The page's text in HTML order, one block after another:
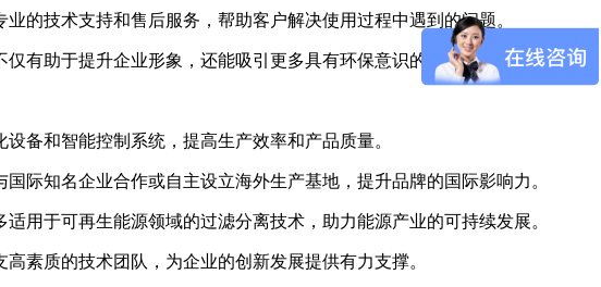
的技术支持和售后服务，帮助客户解决使用过程中遇到的问题。
有助于提升企业形象，还能吸引更多具有环保意识的客户。
备和智能控制系统，提高生产效率和产品质量。
际知名企业合作或自主设立海外生产基地，提升品牌的国际影响力。
用于可再生能源领域的过滤分离技术，助力能源产业的可持续发展。
素质的技术团队，为企业的创新发展提供有力支撑。